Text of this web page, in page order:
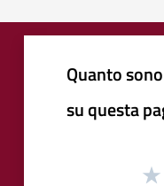
Quanto
su questa